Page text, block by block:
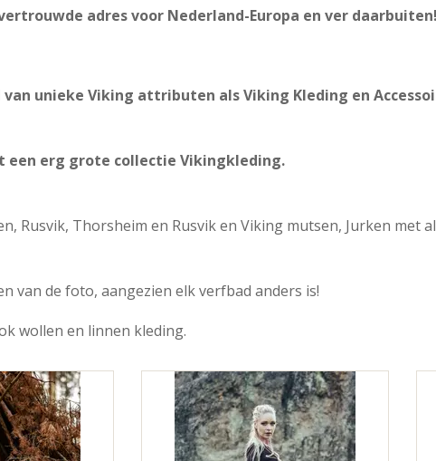
adres voor Nederland-Europa en ver daarbuiten!
unieke Viking attributen als Viking Kleding en
een erg grote collectie Vikingkleding.
Rusvik, Thorsheim en Rusvik en Viking mutsen, Jurken met
van de foto, aangezien elk verfbad anders is!
wollen en linnen kleding.